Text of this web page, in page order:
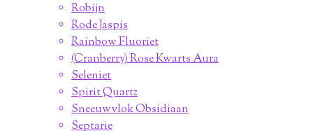
Robijn
Rode Jaspis
Rainbow Fluoriet
(Cranberry) Rose Kwarts Aura
Seleniet
Spirit Quartz
Sneeuwvlok Obsidiaan
Septarie